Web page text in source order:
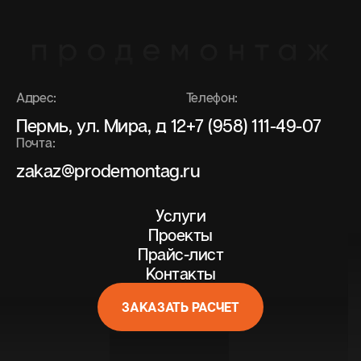
Адрес:
Пермь, ул. Мира, д 12
Телефон:
+7 (958) 111-49-07
Почта:
zakaz@prodemontag.ru
Услуги
Проекты
Прайс-лист
Контакты
ЗАКАЗАТЬ РАСЧЕТ